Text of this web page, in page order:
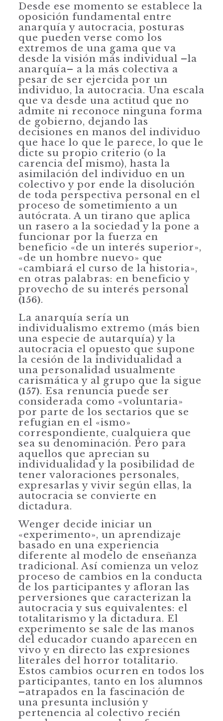
Desde ese momento se establece la
oposición fundamental entre
anarquía y autocracia, posturas
que pueden verse como los
extremos de una gama que va
desde la visión más individual –la
anarquía– a la más colectiva a
pesar de ser ejercida por un
individuo, la autocracia. Una escala
que va desde una actitud que no
admite ni reconoce ninguna forma
de gobierno, dejando las
decisiones en manos del individuo
que hace lo que le parece, lo que le
dicte su propio criterio (o la
carencia del mismo), hasta la
asimilación del individuo en un
colectivo y por ende la disolución
de toda perspectiva personal en el
proceso de sometimiento a un
autócrata. A un tirano que aplica
un rasero a la sociedad y la pone a
funcionar por la fuerza en
beneficio «de un interés superior»,
«de un hombre nuevo» que
«cambiará el curso de la historia»,
en otras palabras: en beneficio y
provecho de su interés personal
(156).
La anarquía sería un
individualismo extremo (más bien
una especie de autar­quía) y la
autocracia el opuesto que supone
la cesión de la individualidad a
una personalidad usualmente
carismática y al grupo que la sigue
(157). Esa renuncia puede ser
considerada como «voluntaria»
por parte de los sectarios que se
re­fugian en el «ismo»
correspondiente, cualquiera que
sea su denominación. Pero para
aquellos que aprecian su
individualidad y la posibilidad de
tener valoraciones personales,
expresarlas y vivir según ellas, la
autocracia se con­vierte en
dictadura.
Wenger decide iniciar un
«experimento», un aprendizaje
basado en una ex­periencia
diferente al modelo de enseñanza
tradicional. Así comienza un veloz
proceso de cambios en la conducta
de los participantes y afloran las
perversiones que caracterizan la
autocracia y sus equivalentes: el
totalitarismo y la dictadura. El
experimento se sale de las manos
del educador cuando apa­recen en
vivo y en directo las expresiones
literales del horror totalitario.
Estos cambios ocurren en todos los
participantes, tanto en los alumnos
–atrapados en la fascinación de
una presunta inclusión y
pertenencia al colectivo recién